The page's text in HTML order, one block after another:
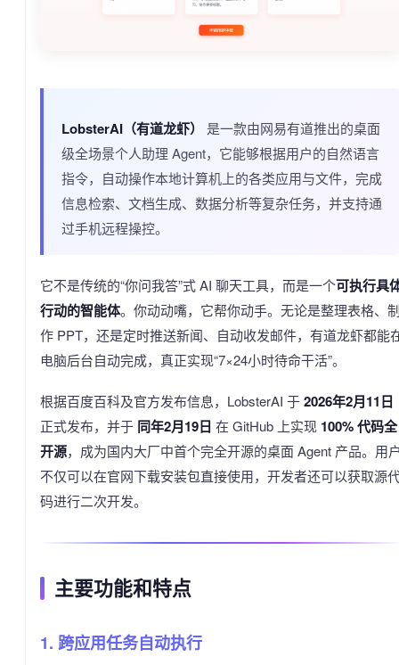
LobsterAI（有道龙虾）
是一款由网易有道推出的桌面
级全场景个人助理 Agent，它能够根据用户的自然语言
指令，自动操作本地计算机上的各类应用与文件，完成
信息检索、文档生成、数据分析等复杂任务，并支持通
过手机远程操控。
它不是传统的“你问我答”式 AI 聊天工具，而是一个可执行具
行动的智能体。你动动嘴，它帮你动手。无论是整理表格、
作 PPT，还是定时推送新闻、自动收发邮件，有道龙虾都能
电脑后台自动完成，真正实现“7×24小时待命干活”。
根据百度百科及官方发布信息，LobsterAI 于2026年2月11日
正式发布，并于 同年2月19日 在 GitHub 上实现 100% 代码全
开源，成为国内大厂中首个完全开源的桌面 Agent 产品。用
不仅可以在官网下载安装包直接使用，开发者还可以获取源
码进行二次开发。
主要功能和特点
1. 跨应用任务自动执行